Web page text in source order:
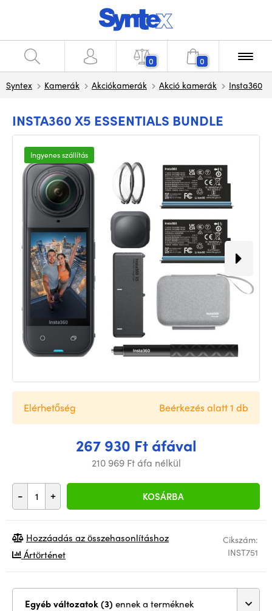
0 0
Syntex Kamerák Akciókamerák Akció kamerák Insta360
INSTA360 X5 ESSENTIALS BUNDLE
Ingyenes szállítás
267 930 Ft áfával
210 969 Ft áfa nélkül
- + KOSÁRBA
Elérhetőség Beérkezés alatt 1 db
Cikszám:
INST751
Hozzáadás az összehasonlításhoz
Ártörténet
Egyéb változatok (3) ennek a terméknek